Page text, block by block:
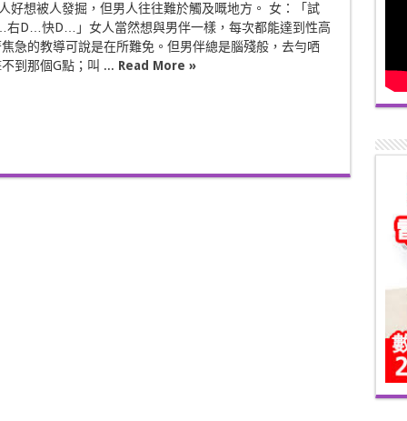
好想被人發掘，但男人往往難於觸及嘅地方。 女：「試
D…快D…」女人當然想與男伴一樣，每次都能達到性高
急的教導可說是在所難免。但男伴總是腦殘般，去勻哂
到那個G點；叫 ... Read More »